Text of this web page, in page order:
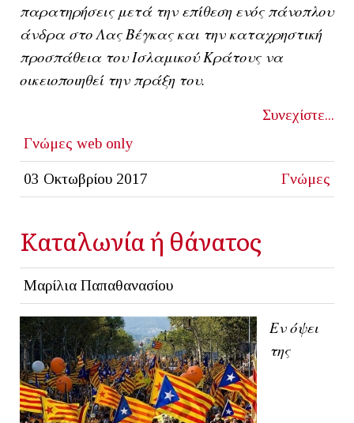
παρατηρήσεις μετά την επίθεση ενός πάνοπλου
άνδρα στο Λας Βέγκας και την καταχρηστική
προσπάθεια του Ισλαμικού Κράτους να
οικειοποιηθεί την πράξη του.
Συνεχίστε...
Γνώμες web only
03 Οκτωβρίου 2017 Γνώμες
Καταλωνία ή θάνατος
Μαρίλια Παπαθανασίου
Εν όψει
της